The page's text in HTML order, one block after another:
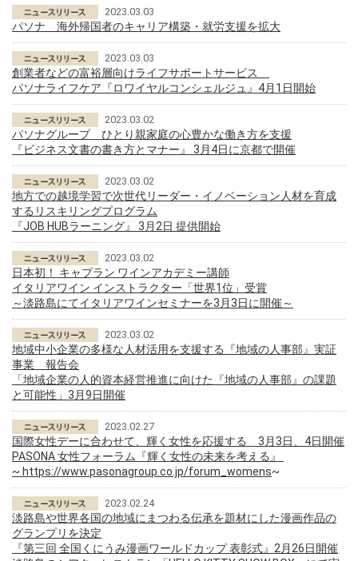
2023.03.03
パソナ 海外帰国者のキャリア構築・就労支援を拡大
2023.03.03
創業者などの富裕層向けライフサポートサービス
パソナライフケア『ロワイヤルコンシェルジュ』4月1日開始
2023.03.02
パソナグループ ひとり親家庭の心豊かな働き方を支援
『ビジネス文書の書き方とマナー』 3月4日に京都で開催
2023.03.02
地方での越境学習で次世代リーダー・イノベーション人材を育成
するリスキリングプログラム
『JOB HUBラーニング』 3月2日 提供開始
2023.03.02
日本初！ キャプラン ワインアカデミー講師
イタリアワイン インストラクター「世界1位」受賞
～淡路島にてイタリアワインセミナーを3月3日に開催～
2023.03.02
地域中小企業の多様な人材活用を支援する『地域の人事部』実証
事業 報告会
「地域企業の人的資本経営推進に向けた『地域の人事部』の課題
と可能性」3月9日開催
2023.02.27
国際女性デーに合わせて、輝く女性を応援する 3月3日、4日開催
PASONA 女性フォーラム『輝く女性の未来を考える』
~ https://www.pasonagroup.co.jp/forum_womens~
2023.02.24
淡路島や世界各国の地域にまつわる伝承を題材にした漫画作品の
グランプリを決定
『第三回 全国くにうみ漫画ワールドカップ 表彰式』2月26日開催